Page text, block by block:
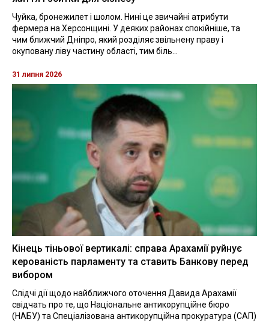
Чуйка, бронежилет і шолом. Нині це звичайні атрибути
фермера на Херсонщині. У деяких районах спокійніше, та
чим ближчий Дніпро, який розділяє звільнену праву і
окуповану ліву частину області, тим біль...
31 липня 2026
Кінець тіньової вертикалі: справа Арахамії руйнує
керованість парламенту та ставить Банкову перед
вибором
Слідчі дії щодо найближчого оточення Давида Арахамії
свідчать про те, що Національне антикорупційне бюро
(НАБУ) та Спеціалізована антикорупційна прокуратура (САП)